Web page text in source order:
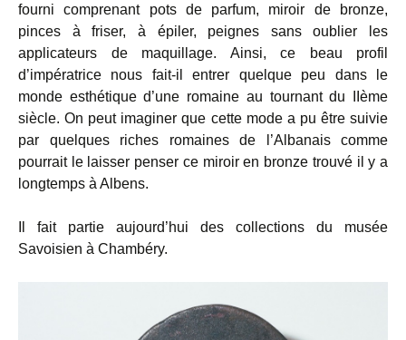
fourni comprenant pots de parfum, miroir de bronze,
pinces à friser, à épiler, peignes sans oublier les
applicateurs de maquillage. Ainsi, ce beau profil
d’impératrice nous fait-il entrer quelque peu dans le
monde esthétique d’une romaine au tournant du IIème
siècle. On peut imaginer que cette mode a pu être suivie
par quelques riches romaines de l’Albanais comme
pourrait le laisser penser ce miroir en bronze trouvé il y a
longtemps à Albens.
Il fait partie aujourd’hui des collections du musée
Savoisien à Chambéry.